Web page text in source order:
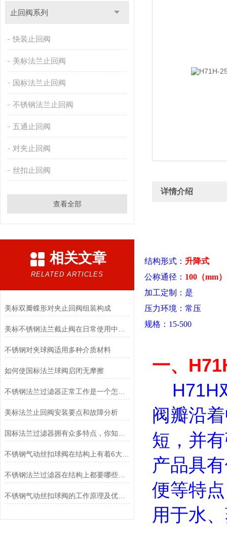
止回阀系列
快装止回阀
美标法兰止回阀
国标法兰止回阀
不锈钢法兰止回阀
五通止回阀
对夹止回阀
丝扣止回阀
查看全部
相关文章
RELATED ARTICLES
美标双瓣蝶形对夹止回阀组装构成
不锈钢对夹球阀适用多种介质材料
如何使国标法兰球阀启闭无摩擦
美标法兰止回阀安装要点和故障分析
不锈钢法兰过滤器在结构上都要哪些特点？
不锈钢气动丝扣球阀的工作原理及优点说明
详情介绍
结构形式： 升降式
公称通径： 100（mm）
加工定制：是
压力环境：常压
规格：15-500
一、
H71H
阀瓣沿
短，并
产品具
便等特
用于水